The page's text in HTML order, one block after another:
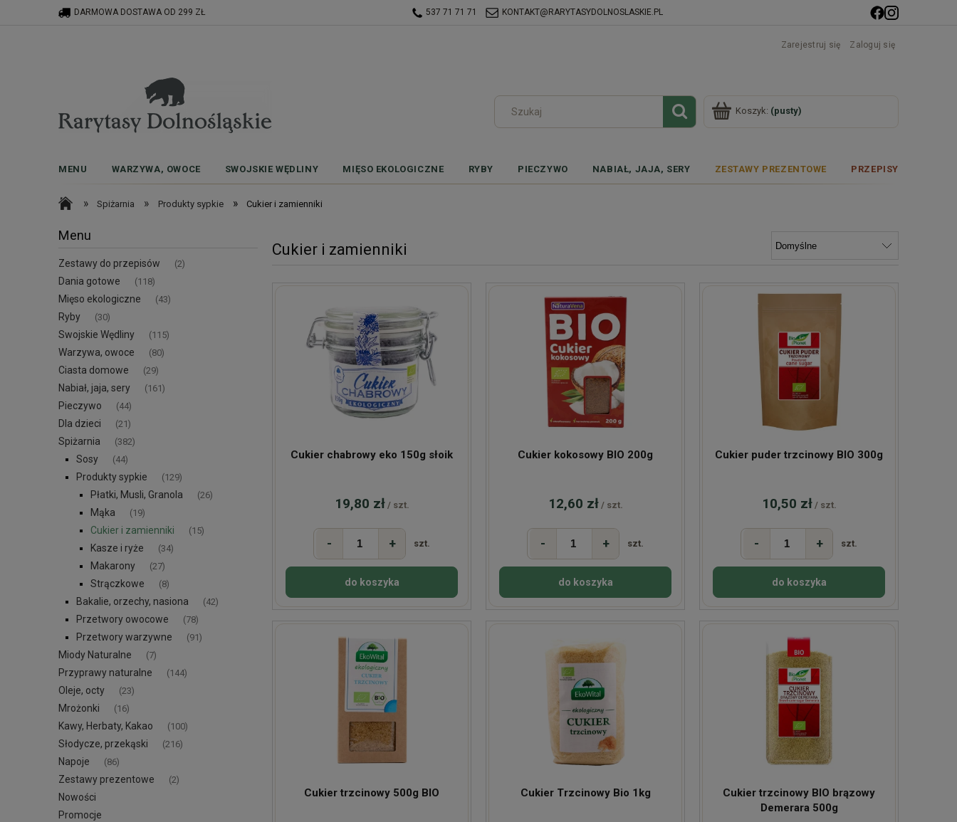
DARMOWA DOSTAWA OD 299 ZŁ 537 71 71 71 KONTAKT@RARYTASYDOLNOSLASKIE.PL
Zarejestruj się Zaloguj się
Koszyk: (pusty)
MENU WARZYWA, OWOCE SWOJSKIE WĘDLINY MIĘSO EKOLOGICZNE RYBY PIECZYWO NABIAŁ, JAJA, SERY ZESTAWY PREZENTOWE PRZEPISY
» Spiżarnia » Produkty sypkie » Cukier i zamienniki
Menu
Zestawy do przepisów (2)
Dania gotowe (118)
Mięso ekologiczne (43)
Ryby (30)
Swojskie Wędliny (115)
Warzywa, owoce (80)
Ciasta domowe (29)
Nabiał, jaja, sery (161)
Pieczywo (44)
Dla dzieci (21)
Spiżarnia (382)
Sosy (44)
Produkty sypkie (129)
Płatki, Musli, Granola (26)
Mąka (19)
Cukier i zamienniki (15)
Kasze i ryże (34)
Makarony (27)
Strączkowe (8)
Bakalie, orzechy, nasiona (42)
Przetwory owocowe (78)
Przetwory warzywne (91)
Miody Naturalne (7)
Przyprawy naturalne (144)
Oleje, octy (23)
Mrożonki (16)
Kawy, Herbaty, Kakao (100)
Słodycze, przekąski (216)
Napoje (86)
Zestawy prezentowe (2)
Nowości
Promocje
Cukier i zamienniki
Cukier chabrowy eko 150g słoik
19,80 zł / szt.
- + szt.
do koszyka
Cukier kokosowy BIO 200g
12,60 zł / szt.
- + szt.
do koszyka
Cukier puder trzcinowy BIO 300g
10,50 zł / szt.
- + szt.
do koszyka
Cukier trzcinowy 500g BIO Cukier Trzcinowy Bio 1kg
Cukier trzcinowy BIO brązowy
Demerara 500g